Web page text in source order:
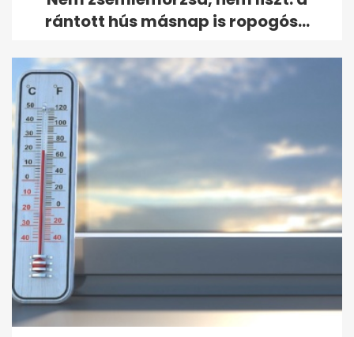
rántott hús másnap is ropogós...